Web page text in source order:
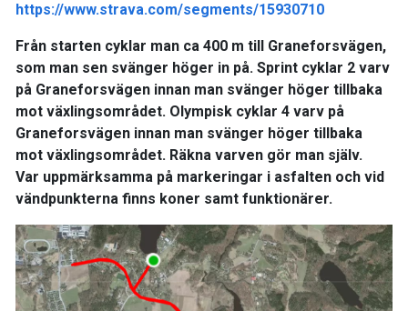
https://www.strava.com/segments/15930710
Från starten cyklar man ca 400 m till Graneforsvägen,
som man sen svänger höger in på. Sprint cyklar 2 varv
på Graneforsvägen innan man svänger höger tillbaka
mot växlingsområdet. Olympisk cyklar 4 varv på
Graneforsvägen innan man svänger höger tillbaka
mot växlingsområdet. Räkna varven gör man själv.
Var uppmärksamma på markeringar i asfalten och vid
vändpunkterna finns koner samt funktionärer.